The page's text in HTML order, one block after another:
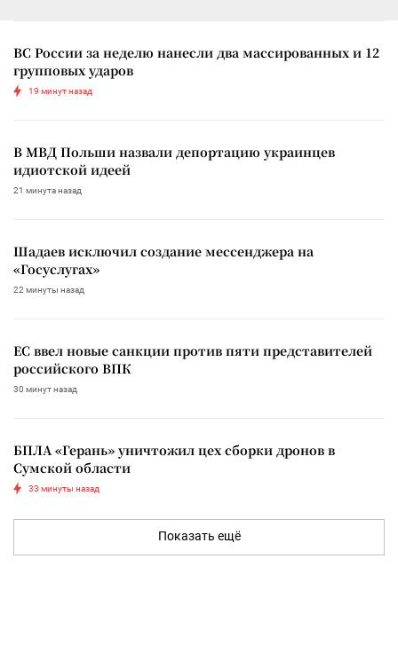
ВС России за неделю нанесли два массированных и 12
групповых ударов
19 минут назад
В МВД Польши назвали депортацию украинцев
идиотской идеей
21 минута назад
Шадаев исключил создание мессенджера на
«Госуслугах»
22 минуты назад
ЕС ввел новые санкции против пяти представителей
российского ВПК
30 минут назад
БПЛА «Герань» уничтожил цех сборки дронов в
Сумской области
33 минуты назад
Показать ещё